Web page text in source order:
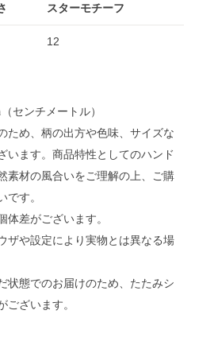
スターモチーフ
12
センチメートル）
ため、柄の出方や色味、サイズな
います。商品特性としてのハンド
素材の風合いをご理解の上、ご購
す。
体差がございます。
ザや設定により実物とは異なる場
状態でのお届けのため、たたみシ
ざいます。